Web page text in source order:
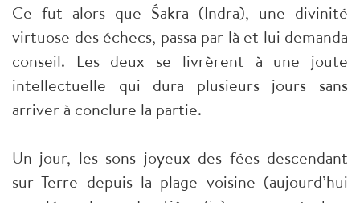
Ce fut alors que Śakra (Indra), une divinité
virtuose des échecs, passa par là et lui demanda
conseil. Les deux se livrèrent à une joute
intellectuelle qui dura plusieurs jours sans
arriver à conclure la partie.
Un jour, les sons joyeux des fées descendant
sur Terre depuis la plage voisine (aujourd’hui